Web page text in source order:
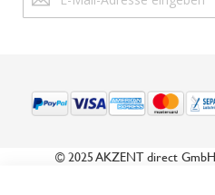
zum
© 2025 AKZENT direct